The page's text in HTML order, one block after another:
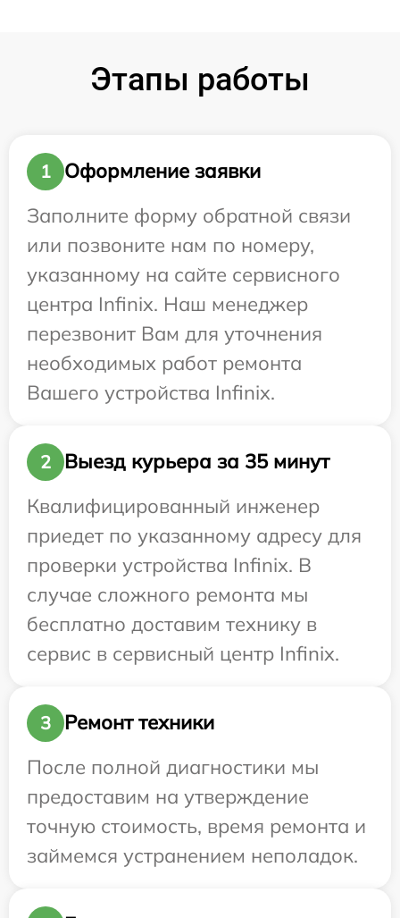
Этапы работы
1
Оформление заявки
Заполните форму обратной связи
или позвоните нам по номеру,
указанному на сайте сервисного
центра Infinix. Наш менеджер
перезвонит Вам для уточнения
необходимых работ ремонта
Вашего устройства Infinix.
2
Выезд курьера за 35 минут
Квалифицированный инженер
приедет по указанному адресу для
проверки устройства Infinix. В
случае сложного ремонта мы
бесплатно доставим технику в
сервис в сервисный центр Infinix.
3
Ремонт техники
После полной диагностики мы
предоставим на утверждение
точную стоимость, время ремонта и
займемся устранением неполадок.